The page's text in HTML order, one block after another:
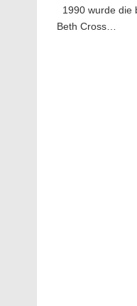
1990 wurde die
Beth Cross…